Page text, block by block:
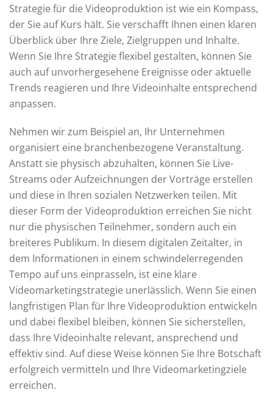
Strategie für die Videoproduktion ist wie ein Kompass,
der Sie auf Kurs hält. Sie verschafft Ihnen einen klaren
Überblick über Ihre Ziele, Zielgruppen und Inhalte.
Wenn Sie Ihre Strategie flexibel gestalten, können Sie
auch auf unvorhergesehene Ereignisse oder aktuelle
Trends reagieren und Ihre Videoinhalte entsprechend
anpassen.
Nehmen wir zum Beispiel an, Ihr Unternehmen
organisiert eine branchenbezogene Veranstaltung.
Anstatt sie physisch abzuhalten, können Sie Live-
Streams oder Aufzeichnungen der Vorträge erstellen
und diese in Ihren sozialen Netzwerken teilen. Mit
dieser Form der Videoproduktion erreichen Sie nicht
nur die physischen Teilnehmer, sondern auch ein
breiteres Publikum. In diesem digitalen Zeitalter, in
dem Informationen in einem schwindelerregenden
Tempo auf uns einprasseln, ist eine klare
Videomarketingstrategie unerlässlich. Wenn Sie einen
langfristigen Plan für Ihre Videoproduktion entwickeln
und dabei flexibel bleiben, können Sie sicherstellen,
dass Ihre Videoinhalte relevant, ansprechend und
effektiv sind. Auf diese Weise können Sie Ihre Botschaft
erfolgreich vermitteln und Ihre Videomarketingziele
erreichen.